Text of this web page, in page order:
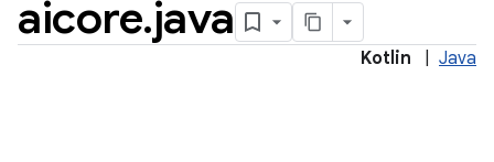
aicore.java
Kotlin Java